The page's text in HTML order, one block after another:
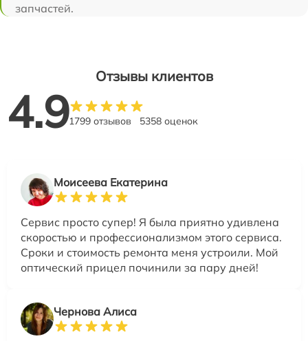
запчастей.
Отзывы клиентов
4.91799 отзывов 5358 оценок
Моисеева Екатерина
Сервис просто супер! Я была приятно удивлена
скоростью и профессионализмом этого сервиса.
Сроки и стоимость ремонта меня устроили. Мой
оптический прицел починили за пару дней!
Чернова Алиса